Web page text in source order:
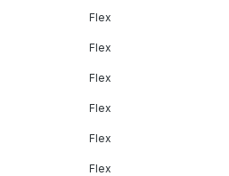
Flex
Flex
Flex
Flex
Flex
Flex